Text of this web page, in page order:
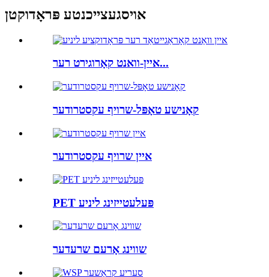
אויסגעצייכנטע פּראָדוקטן
איין-וואנט קאָרוגירט רער...
קאָנישע טאָפּל-שרויף עקסטרודער
איין שרויף עקסטרודער
PET פּעלעטייזינג ליניע
שווינג אָרעם שרעדער